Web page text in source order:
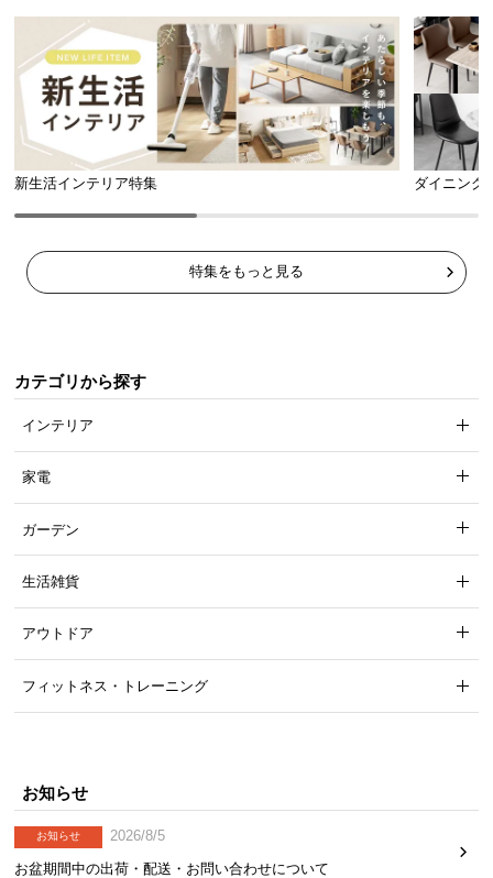
新生活インテリア特集 ダイニング
特集をもっと見る
カテゴリから探す
インテリア
家電
ガーデン
生活雑貨
アウトドア
フィットネス・トレーニング
お知らせ
お知らせ
2026/8/5
お盆期間中の出荷・配送・お問い合わせについて